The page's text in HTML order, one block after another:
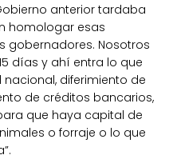
anterior tardaba
homologar esas
gobernadores. Nosotros
días y ahí entra lo que
diferimiento de
de créditos bancarios,
que haya capital de
o forraje o lo que